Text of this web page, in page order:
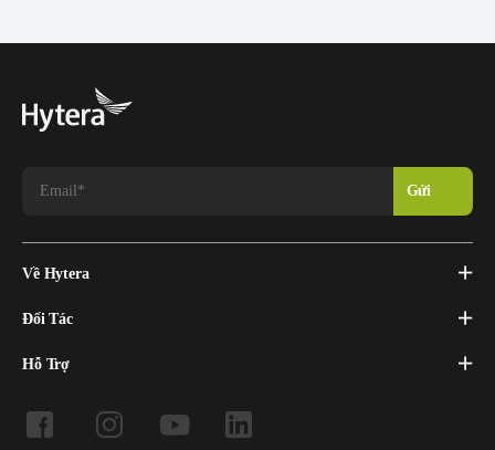
Về Hytera
Đối Tác
Hỗ Trợ